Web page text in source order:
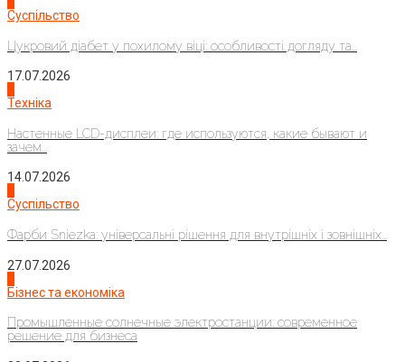
Суспільство
Цукровий діабет у похилому віці: особливості догляду та...
17.07.2026
Техніка
Настенные LCD-дисплеи: где используются, какие бывают и
зачем...
14.07.2026
Суспільство
Фарби Sniezka: універсальні рішення для внутрішніх і зовнішніх...
27.07.2026
Бізнес та економіка
Промышленные солнечные электростанции: современное
решение для бизнеса